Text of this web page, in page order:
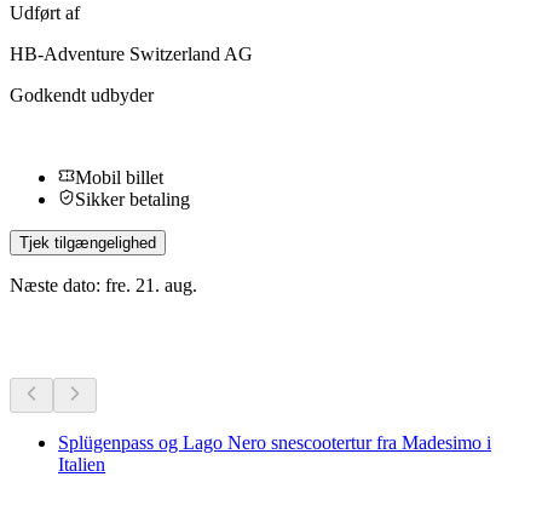
Udført af
HB-Adventure Switzerland AG
Godkendt udbyder
Mobil billet
Sikker betaling
Tjek tilgængelighed
Næste dato: fre. 21. aug.
Splügenpass og Lago Nero snescootertur fra Madesimo i
Italien